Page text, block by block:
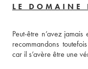
LE DOMAINE
Peut-être n’avez
recommandons